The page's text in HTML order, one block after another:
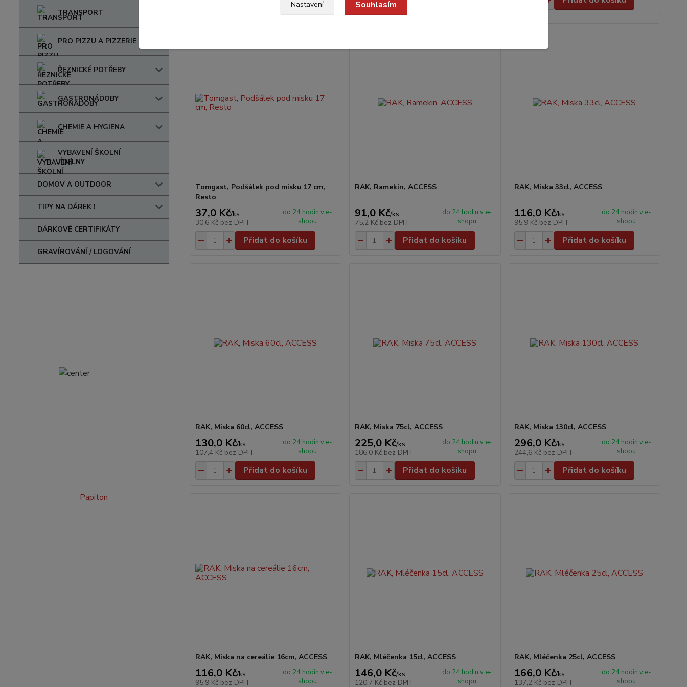
TRANSPORT
PRO PIZZU A PIZZERIE
ŘEZNICKÉ POTŘEBY
GASTRONÁDOBY
CHEMIE A HYGIENA
VYBAVENÍ ŠKOLNÍ
JÍDELNY
DOMOV A OUTDOOR
TIPY NA DÁREK !
DÁRKOVÉ CERTIFIKÁTY
GRAVÍROVÁNÍ / LOGOVÁNÍ
Papiton
Tomgast, Podšálek pod misku 17 cm,
Resto
37,0 Kč/ks
30,6 Kč bez DPH
do 24 hodin v e-
shopu
Přidat do košíku
RAK, Ramekin, ACCESS
91,0 Kč/ks
75,2 Kč bez DPH
do 24 hodin v e-
shopu
Přidat do košíku
RAK, Miska 33cl, ACCESS
116,0 Kč/ks
95,9 Kč bez DPH
do 24 hodin v e-
shopu
Přidat do košíku
RAK, Miska 60cl, ACCESS
130,0 Kč/ks
107,4 Kč bez DPH
do 24 hodin v e-
shopu
Přidat do košíku
RAK, Miska 75cl, ACCESS
225,0 Kč/ks
186,0 Kč bez DPH
do 24 hodin v e-
shopu
Přidat do košíku
RAK, Miska 130cl, ACCESS
296,0 Kč/ks
244,6 Kč bez DPH
do 24 hodin v e-
shopu
Přidat do košíku
RAK, Miska na cereálie 16cm, ACCESS
116,0 Kč/ks
95,9 Kč bez DPH
do 24 hodin v e-
shopu
RAK, Mléčenka 15cl, ACCESS
146,0 Kč/ks
120,7 Kč bez DPH
do 24 hodin v e-
shopu
RAK, Mléčenka 25cl, ACCESS
166,0 Kč/ks
137,2 Kč bez DPH
do 24 hodin v e-
shopu
Nastavení Souhlasím